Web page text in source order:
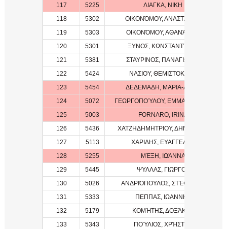
117
5225
ΛΙΑΓΚΑ, ΝΙΚΗ
118
5302
ΟΙΚΟΝΌΜΟΥ, ΑΝΑΣΤΆΣΙΟΣ
119
5303
ΟΙΚΟΝΌΜΟΥ, ΑΘΑΝΆΣΙΟΣ
120
5301
ΞΥΝΟΣ, ΚΩΝΣΤΑΝΤΊΝΟΣ
121
5381
ΣΤΑΥΡΙΝΟΣ, ΠΑΝΑΓΙΩΤΗΣ
122
5424
ΝΑΣΙΟΥ, ΘΕΜΙΣΤΟΚΛΗΣ
123
5454
ΔΕΔΕΜΑΔΗ, ΜΑΡΙΑ-ΑΝΝΑ
124
5072
ΓΕΩΡΓΟΠΟΎΛΟΥ, ΕΜΜΑΝΟΥΈΛΑ
125
5003
FORNARO, IRINA
126
5436
ΧΑΤΖΗΔΗΜΗΤΡΙΟΥ, ΔΗΜΗΤΡΗΣ
127
5113
ΧΑΡΙΔΗΣ, ΕΥΑΓΓΕΛΟΣ
128
5255
ΜΈΞΗ, ΙΩΆΝΝΑ
129
5445
ΨΥΛΛΑΣ, ΓΙΩΡΓΟΣ
130
5026
ΑΝΔΡΙΌΠΟΥΛΟΣ, ΣΤΈΦΑΝΟΣ
131
5333
ΠΕΠΠΑΣ, ΙΩΑΝΝΗΣ
132
5179
ΚΟΜΉΤΗΣ, ΔΟΞΆΚΗΣ
133
5343
ΠΟΎΛΙΟΣ, ΧΡΉΣΤΟΣ